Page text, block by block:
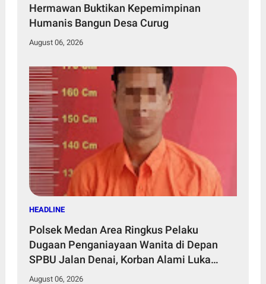
Hermawan Buktikan Kepemimpinan
Humanis Bangun Desa Curug
August 06, 2026
HEADLINE
Polsek Medan Area Ringkus Pelaku
Dugaan Penganiayaan Wanita di Depan
SPBU Jalan Denai, Korban Alami Luka
Memar
August 06, 2026